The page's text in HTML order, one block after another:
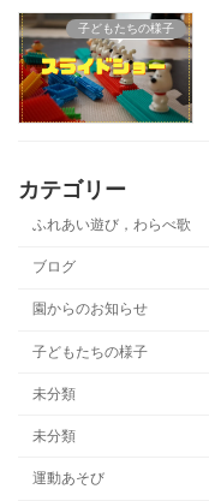
子どもたちの様子
カテゴリー
ふれあい遊び，わらべ歌
ブログ
園からのお知らせ
子どもたちの様子
未分類
未分類
運動あそび